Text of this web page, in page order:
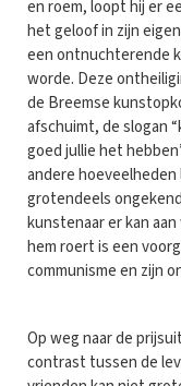
en roem, loopt hij er
het geloof in zijn
een ontnuchterende
worde. Deze
de Breemse
afschuimt, de slogan
goed jullie het
andere
grotendeels
kunstenaar er kan
hem roert is een
communisme en zijn
Op weg naar de
contrast tussen de